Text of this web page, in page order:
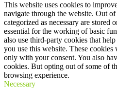
This website uses cookies to
navigate through the website. Out of
categorized as necessary are stored
essential for the working of basic
also use third-party cookies that
you use this website. These
only with your consent. You also
cookies. But opting out of some of
browsing experience.
Necessary